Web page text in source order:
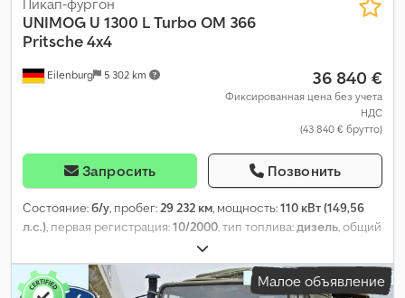
Eilenburg 5 302 km
UNIMOG U 1300 L Turbo OM 366
Pritsche 4x4
36 840 €
Фиксированная цена без учета
НДС
(43 840 € брутто)
Запросить Позвонить
Состояние:б/у, пробег:29 232 км, мощность:110 кВт (149,56
л.с.), первая регистрация:10/2000, тип топлива:дизель, общий
, тип передачи:
класс выбросов:euro2, количество мест:3, Год выпуска:2000,
Оборудование: полный привод, Малое объявление